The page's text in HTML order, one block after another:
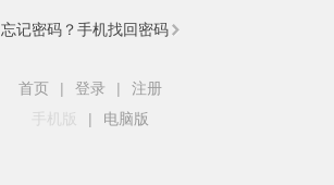
忘记密码？手机找回密码
首页 | 登录 |
注册
手机版
| 电脑版